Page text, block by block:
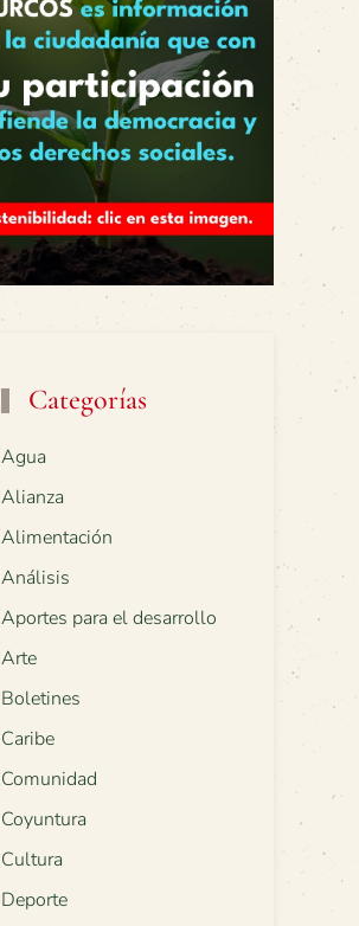
Categorías
Agua
Alianza
Alimentación
Análisis
Aportes para el desarrollo
Arte
Boletines
Caribe
Comunidad
Coyuntura
Cultura
Deporte